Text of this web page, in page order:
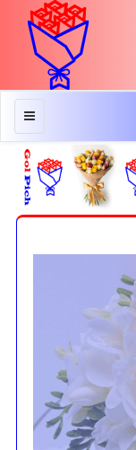
منو